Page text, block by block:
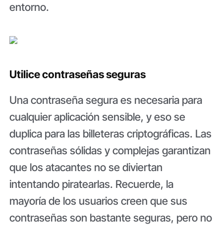
entorno.
Utilice contraseñas seguras
Una contraseña segura es necesaria para
cualquier aplicación sensible, y eso se
duplica para las billeteras criptográficas. Las
contraseñas sólidas y complejas garantizan
que los atacantes no se diviertan
intentando piratearlas. Recuerde, la
mayoría de los usuarios creen que sus
contraseñas son bastante seguras, pero no